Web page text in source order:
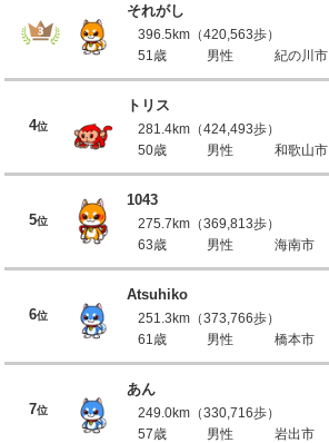
それがし
396.5km（420,563歩）
51歳
男性 紀の川市
4位
トリス
281.4km（424,493歩）
50歳
男性 和歌山市
5位
1043
275.7km（369,813歩）
63歳
男性 海南市
6位
Atsuhiko
251.3km（373,766歩）
61歳
男性 橋本市
7位
あん
249.0km（330,716歩）
57歳
男性 岩出市